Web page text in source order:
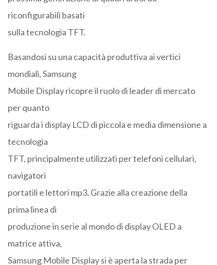
riconfigurabili basati
sulla tecnologia TFT.
Basandosi su una capacità produttiva ai vertici
mondiali, Samsung
Mobile Display ricopre il ruolo di leader di mercato
per quanto
riguarda i display LCD di piccola e media dimensione a
tecnologia
TFT, principalmente utilizzati per telefoni cellulari,
navigatori
portatili e lettori mp3. Grazie alla creazione della
prima linea di
produzione in serie al mondo di display OLED a
matrice attiva,
Samsung Mobile Display si è aperta la strada per